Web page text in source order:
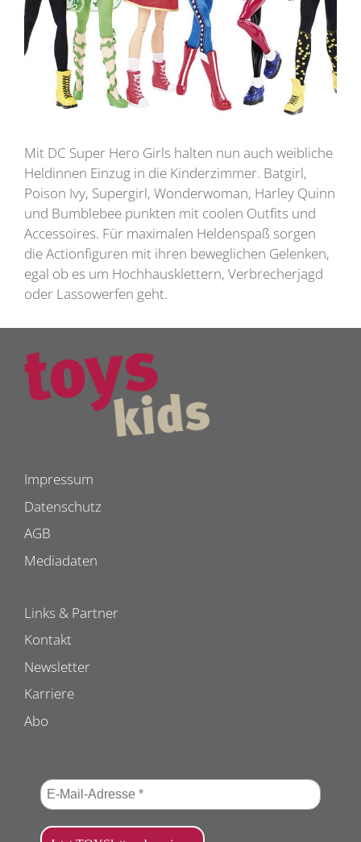
Mit DC Super Hero Girls halten nun auch weibliche
Heldinnen Einzug in die Kinderzimmer. Batgirl,
Poison Ivy, Supergirl, Wonderwoman, Harley Quinn
und Bumblebee punkten mit coolen Outfits und
Accessoires. Für maximalen Heldenspaß sorgen
die Actionfiguren mit ihren beweglichen Gelenken,
egal ob es um Hochhausklettern, Verbrecherjagd
oder Lassowerfen geht.
Impressum
Datenschutz
AGB
Mediadaten
Links & Partner
Kontakt
Newsletter
Karriere
Abo